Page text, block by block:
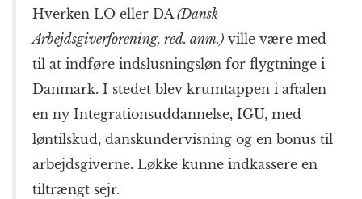
Hverken LO eller DA(Dansk
Arbejdsgiverforening, red. anm.) ville være med
til at indføre indslusningsløn for flygtninge i
Danmark. I stedet blev krumtappen i aftalen
en ny Integrationsuddannelse, IGU, med
løntilskud, danskundervisning og en bonus til
arbejdsgiverne. Løkke kunne indkassere en
tiltrængt sejr.